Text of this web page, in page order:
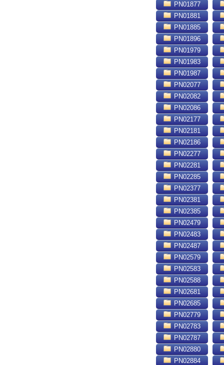
PN01877
PN01881
PN01885
PN01896
PN01979
PN01983
PN01987
PN02077
PN02082
PN02086
PN02177
PN02181
PN02186
PN02277
PN02281
PN02285
PN02377
PN02381
PN02385
PN02479
PN02483
PN02487
PN02579
PN02583
PN02588
PN02681
PN02685
PN02779
PN02783
PN02787
PN02880
PN02884